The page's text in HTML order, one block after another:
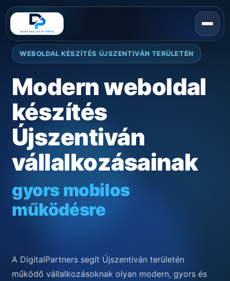
WEBOLDAL KÉSZÍTÉS ÚJSZENTIVÁN TERÜLETÉN
Modern weboldal
készítés
Újszentiván
vállalkozásainak
gyors mobilos
működésre
A DigitalPartners segít Újszentiván területén
működő vállalkozásoknak olyan modern, gyors és